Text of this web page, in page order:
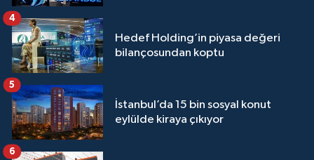
Hedef Holding’in piyasa değeri
bilançosundan koptu
4
İstanbul’da 15 bin sosyal konut
eylülde kiraya çıkıyor
5
6